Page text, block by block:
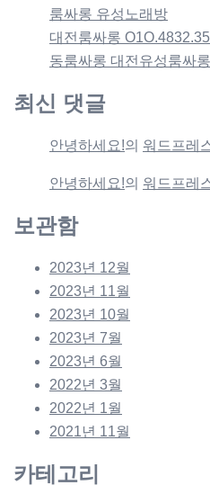
룸싸롱 유성노래방
대전룸싸롱
동룸싸롱 대전유성룸싸롱
최신 댓글
안녕하세요!의 워드프레
안녕하세요!의 워드프레
보관함
2023년 12월
2023년 11월
2023년 10월
2023년 7월
2023년 6월
2022년 3월
2022년 1월
2021년 11월
카테고리